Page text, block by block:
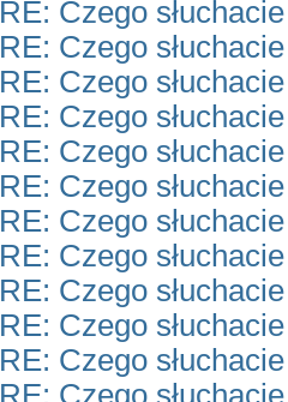
RE: Czego
RE: Czego
RE: Czego
RE: Czego
RE: Czego
RE: Czego
RE: Czego
RE: Czego
RE: Czego
RE: Czego
RE: Czego
RE: Czego